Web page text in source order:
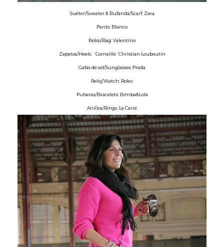
Suéter/Sweater & Bufanda/Scarf: Zara
Pants: Blanco
Bolso/Bag: Valentino
Zapatos/Heels: ¨Corneille¨Christian Louboutin
Gafas de sol/Sunglasses: Prada
Reloj/Watch: Rolex
Pulseras/Bracelets: Bimba&Lola
Anillos/Rings: Le Carré